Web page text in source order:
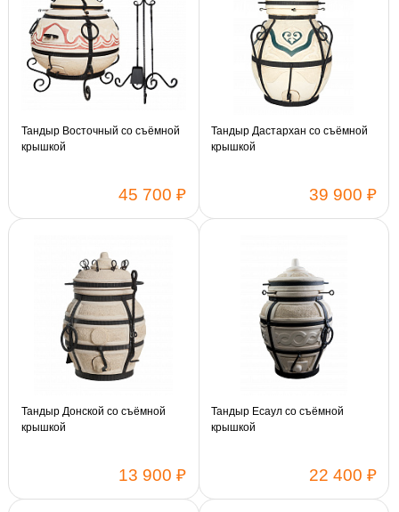
Тандыр Восточный со съёмной
крышкой
45 700 ₽
Тандыр Дастархан со съёмной
крышкой
39 900 ₽
Тандыр Донской со съёмной
крышкой
13 900 ₽
Тандыр Есаул со съёмной
крышкой
22 400 ₽